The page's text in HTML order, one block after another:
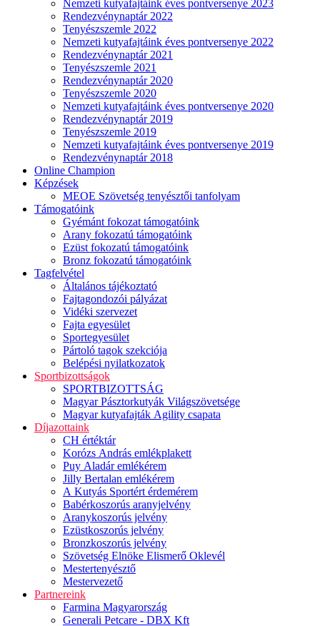
Nemzeti kutyafajtáink éves pontversenye 2023
Rendezvénynaptár 2022
Tenyészszemle 2022
Nemzeti kutyafajtáink éves pontversenye 2022
Rendezvénynaptár 2021
Tenyészszemle 2021
Rendezvénynaptár 2020
Tenyészszemle 2020
Nemzeti kutyafajtáink éves pontversenye 2020
Rendezvénynaptár 2019
Tenyészszemle 2019
Nemzeti kutyafajtáink éves pontversenye 2019
Rendezvénynaptár 2018
Online Champion
Képzések
MEOE Szövetség tenyésztői tanfolyam
Támogatóink
Gyémánt fokozat támogatóink
Arany fokozatú támogatóink
Ezüst fokozatú támogatóink
Bronz fokozatú támogatóink
Tagfelvétel
Általános tájékoztató
Fajtagondozói pályázat
Vidéki szervezet
Fajta egyesület
Sportegyesület
Pártoló tagok szekciója
Belépési nyilatkozatok
Sportbizottságok
SPORTBIZOTTSÁG
Magyar Pásztorkutyák Világszövetsége
Magyar kutyafajták Agility csapata
Díjazottaink
CH értéktár
Korózs András emlékplakett
Puy Aladár emlékérem
Jilly Bertalan emlékérem
A Kutyás Sportért érdemérem
Babérkoszorús aranyjelvény
Aranykoszorús jelvény
Ezüstkoszorús jelvény
Bronzkoszorús jelvény
Szövetség Elnöke Elismerő Oklevél
Mestertenyésztő
Mestervezető
Partnereink
Farmina Magyarország
Generali Petcare - DBX Kft